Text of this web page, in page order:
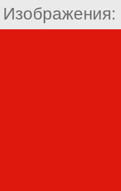
Изображения: